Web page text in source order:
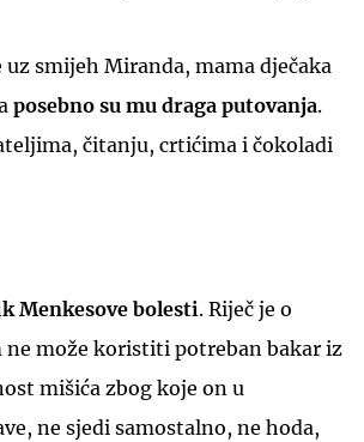
smijeh Miranda, mama dječaka
posebno su mu draga putovanja.
čitanju, crtićima i čokoladi
Menkesove bolesti. Riječ je o
može koristiti potreban bakar iz
mišića zbog koje on u
ne sjedi samostalno, ne hoda,